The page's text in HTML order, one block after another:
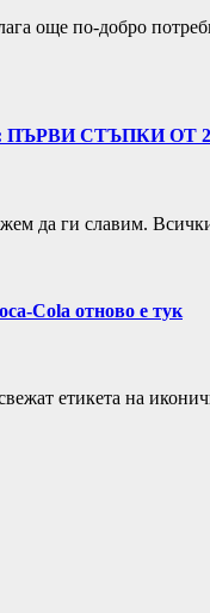
още по-добро
СТЪПКИ ОТ
да ги славим.
Cola отново е тук
етикета на